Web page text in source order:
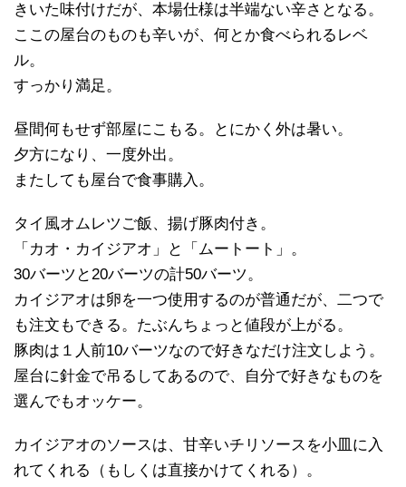
きいた味付けだが、本場仕様は半端ない辛さとなる。
ここの屋台のものも辛いが、何とか食べられるレベ
ル。
すっかり満足。
昼間何もせず部屋にこもる。とにかく外は暑い。
夕方になり、一度外出。
またしても屋台で食事購入。
タイ風オムレツご飯、揚げ豚肉付き。
「カオ・カイジアオ」と「ムートート」。
30バーツと20バーツの計50バーツ。
カイジアオは卵を一つ使用するのが普通だが、二つで
も注文もできる。たぶんちょっと値段が上がる。
豚肉は１人前10バーツなので好きなだけ注文しよう。
屋台に針金で吊るしてあるので、自分で好きなものを
選んでもオッケー。
カイジアオのソースは、甘辛いチリソースを小皿に入
れてくれる（もしくは直接かけてくれる）。